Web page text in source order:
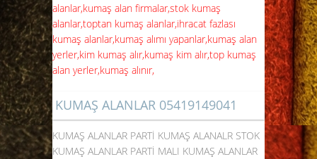
alanlar,kumaş alan firmalar,stok kumaş
alanlar,toptan kumaş alanlar,ihracat fazlası
kumaş alanlar,kumaş alımı yapanlar,kumaş alan
yerler,kim kumaş alır,kumaş kim alır,top kumaş
alan yerler,kumaş alınır,
KUMAŞ ALANLAR 05419149041
KUMAŞ ALANLAR PARTİ KUMAŞ ALANALR STOK
KUMAŞ ALANLAR PARTİ MALI KUMAŞ ALANLAR